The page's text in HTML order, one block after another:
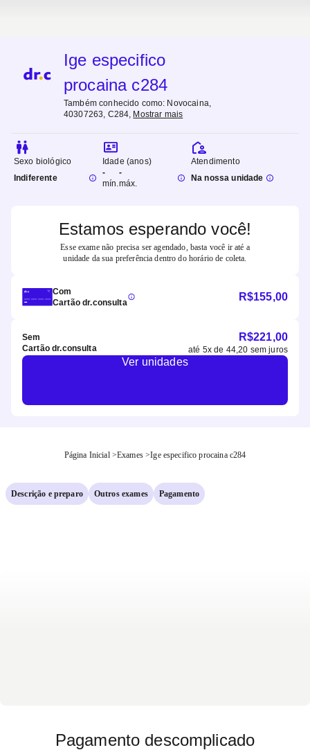
Ige especifico
procaina c284
Também conhecido como: Novocaina,
40307263, C284, Mostrar mais
Sexo biológico
Indiferente
Idade (anos)
-
mín.
-
máx.
Atendimento
Na nossa unidade
Estamos esperando você!
Esse exame não precisa ser agendado, basta você ir até a
unidade da sua preferência dentro do horário de coleta.
Com
Cartão dr.consulta
R$155,00
Sem
Cartão dr.consulta
R$221,00
até 5x de 44,20 sem juros
Ver unidades
Página Inicial >Exames >Ige especifico procaina c284
Descrição e preparo Outros exames Pagamento
Pagamento descomplicado